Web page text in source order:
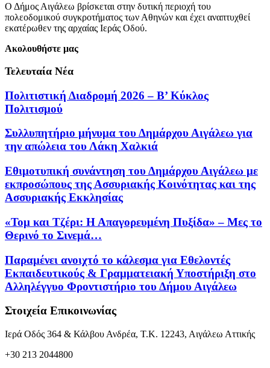
Ο Δήμος Αιγάλεω βρίσκεται στην δυτική περιοχή του
πολεοδομικού συγκροτήματος των Αθηνών και έχει αναπτυχθεί
εκατέρωθεν της αρχαίας Ιεράς Οδού.
Ακολουθήστε μας
Τελευταία Νέα
Πολιτιστική Διαδρομή 2026 – Β’ Κύκλος
Πολιτισμού
Συλλυπητήριο μήνυμα του Δημάρχου Αιγάλεω για
την απώλεια του Λάκη Χαλκιά
Εθιμοτυπική συνάντηση του Δημάρχου Αιγάλεω με
εκπροσώπους της Ασσυριακής Κοινότητας και της
Ασσυριακής Εκκλησίας
«Τομ και Τζέρι: Η Απαγορευμένη Πυξίδα» – Μες το
Θερινό το Σινεμά…
Παραμένει ανοιχτό το κάλεσμα για Εθελοντές
Εκπαιδευτικούς & Γραμματειακή Υποστήριξη στο
Αλληλέγγυο Φροντιστήριο του Δήμου Αιγάλεω
Στοιχεία Επικοινωνίας
Ιερά Οδός 364 & Κάλβου Ανδρέα, Τ.Κ. 12243, Αιγάλεω Αττικής
+30 213 2044800